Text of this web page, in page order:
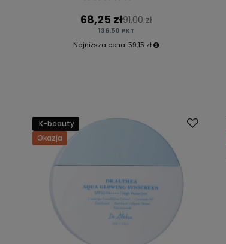
68,25 zł91,00 zł
136.50 PKT
Najniższa cena: 59,15 zł
K-beauty
Okazja